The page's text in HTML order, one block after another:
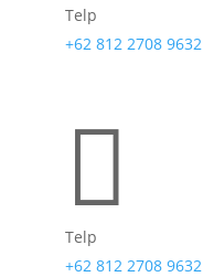
Telp
+62 812 2708 9632

Telp
+62 812 2708 9632